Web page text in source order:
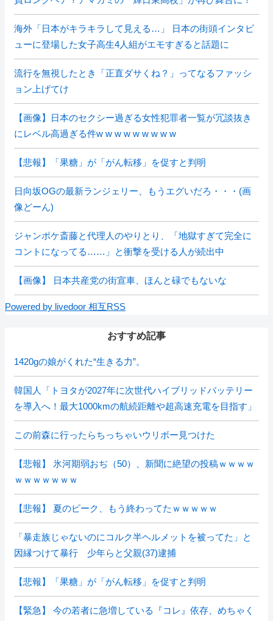
海外「日本がキラキラして見える…」 日本の街頭インタビ
ューに登場した女子高生4人組がエモすぎると話題に
流行を無視したとき「正直ダサくね？」ってなるファッシ
ョン上げてけ
【画像】日本のセクシー過ぎる女性犯罪者一覧が冗談抜き
にレベル高過ぎる件w w w w w w w w w
【悲報】「果糖」が「がん転移」を促すと判明
日向坂OGの最新ランジェリー、もうエグいだろ・・・(画
像どーん)
ジャンポケ斎藤と代理人のやりとり、「地獄すぎて完全に
コントになってる……」と衝撃を受ける人が続出中
【画像】 日本共産党の街宣車、ほんと碌でもないな
Powered by livedoor 相互RSS
おすすめ記事
1420gの娘がくれた“生きる力”。
韓国人「トヨタが2027年に次世代ハイブリッドバッテリー
を導入へ！最大1000kmの航続距離や超高速充電を目指す」
この前森に行ったらちっちゃいウリボー見つけた
【悲報】 氷河期弱おぢ（50）、新聞に絶望の投稿ｗｗｗｗ
ｗｗｗｗｗｗｗ
【悲報】 夏のピーク、もう終わってたｗｗｗｗｗ
「暴走族じゃないのにコルク半ヘルメットを被ってた」と
因縁つけて暴行 少年らと父親(37)逮捕
【悲報】「果糖」が「がん転移」を促すと判明
【緊急】 今の若者に急増している『コレ』依存、めちゃく